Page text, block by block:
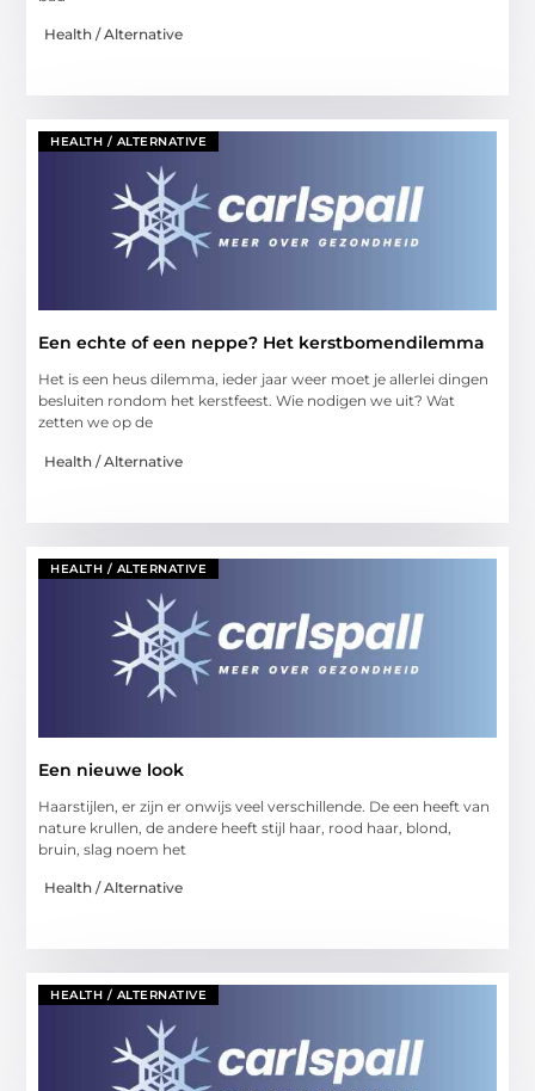
Health / Alternative
HEALTH / ALTERNATIVE
Een echte of een neppe? Het kerstbomendilemma
Het is een heus dilemma, ieder jaar weer moet je allerlei dingen
besluiten rondom het kerstfeest. Wie nodigen we uit? Wat
zetten we op de
Health / Alternative
HEALTH / ALTERNATIVE
Een nieuwe look
Haarstijlen, er zijn er onwijs veel verschillende. De een heeft van
nature krullen, de andere heeft stijl haar, rood haar, blond,
bruin, slag noem het
Health / Alternative
HEALTH / ALTERNATIVE